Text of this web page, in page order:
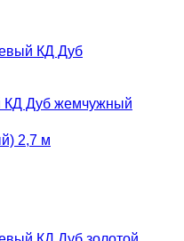
КД Дуб жемчужный